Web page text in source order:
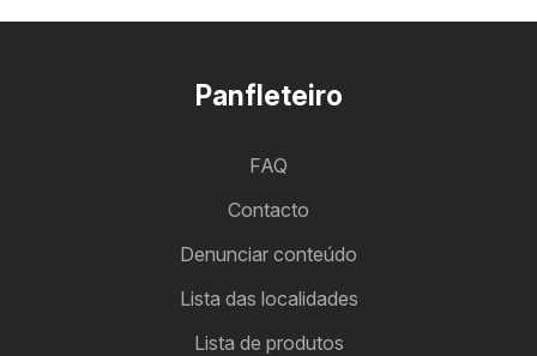
Panfleteiro
FAQ
Contacto
Denunciar conteúdo
Lista das localidades
Lista de produtos